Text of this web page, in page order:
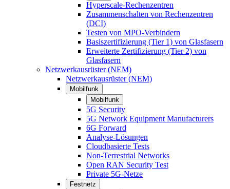
Hyperscale-Rechenzentren
Zusammenschalten von Rechenzentren
(DCI)
Testen von MPO-Verbindern
Basiszertifizierung (Tier 1) von Glasfasern
Erweiterte Zertifizierung (Tier 2) von
Glasfasern
Netzwerkausrüster (NEM)
Netzwerkausrüster (NEM)
Mobilfunk
Mobilfunk
5G Security
5G Network Equipment Manufacturers
6G Forward
Analyse-Lösungen
Cloudbasierte Tests
Non-Terrestrial Networks
Open RAN Security Test
Private 5G-Netze
Festnetz